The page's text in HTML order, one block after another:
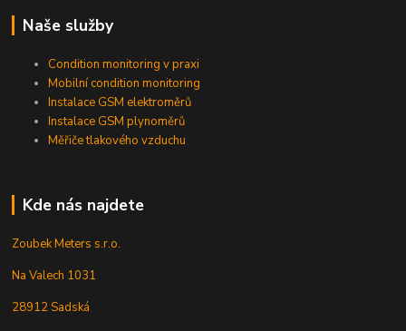
Naše služby
Condition monitoring v praxi
Mobilní condition monitoring
Instalace GSM elektroměrů
Instalace GSM plynoměrů
Měřiče tlakového vzduchu
Kde nás najdete
Zoubek Meters s.r.o.
Na Valech 1031
28912 Sadská